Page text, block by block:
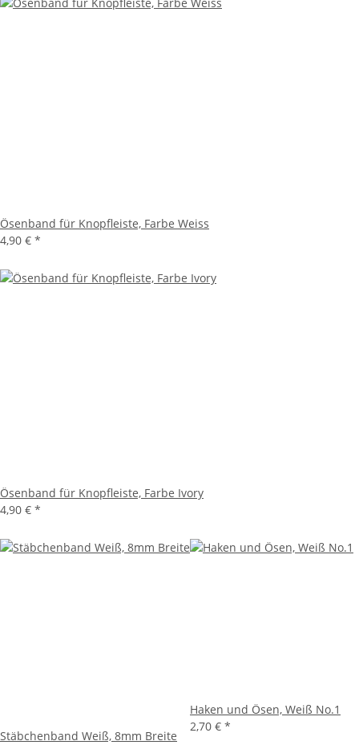
Ösenband für Knopfleiste, Farbe Weiss
4,90 € *
Ösenband für Knopfleiste, Farbe Ivory
4,90 € *
Stäbchenband Weiß, 8mm Breite
Haken und Ösen, Weiß No.1
2,70 € *